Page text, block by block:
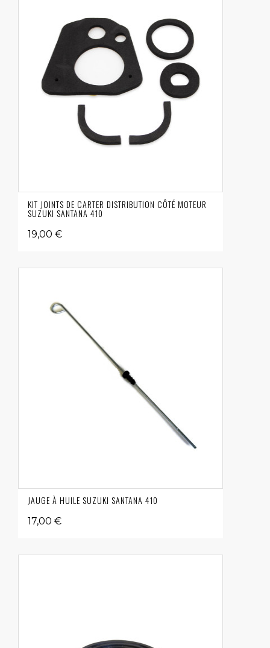
KIT JOINTS DE CARTER DISTRIBUTION CÔTÉ MOTEUR
SUZUKI SANTANA 410
19,00 €
JAUGE À HUILE SUZUKI SANTANA 410
17,00 €